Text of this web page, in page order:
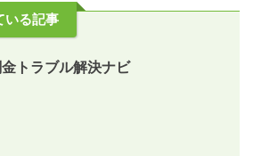
いる記事
金トラブル解決ナビ